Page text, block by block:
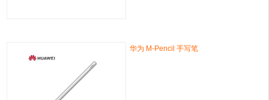
华为 M-Pencil 手写笔